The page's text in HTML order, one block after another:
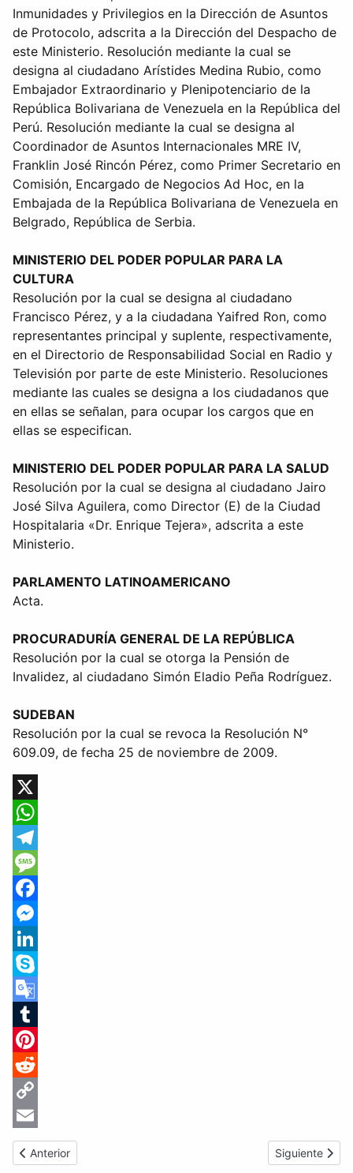
Inmunidades y Privilegios en la Dirección de Asuntos
de Protocolo, adscrita a la Dirección del Despacho de
este Ministerio. Resolución mediante la cual se
designa al ciudadano Arístides Medina Rubio, como
Embajador Extraordinario y Plenipotenciario de la
República Bolivariana de Venezuela en la República del
Perú. Resolución mediante la cual se designa al
Coordinador de Asuntos Internacionales MRE IV,
Franklin José Rincón Pérez, como Primer Secretario en
Comisión, Encargado de Negocios Ad Hoc, en la
Embajada de la República Bolivariana de Venezuela en
Belgrado, República de Serbia.
MINISTERIO DEL PODER POPULAR PARA LA
CULTURA
Resolución por la cual se designa al ciudadano
Francisco Pérez, y a la ciudadana Yaifred Ron, como
representantes principal y suplente, respectivamente,
en el Directorio de Responsabilidad Social en Radio y
Televisión por parte de este Ministerio. Resoluciones
mediante las cuales se designa a los ciudadanos que
en ellas se señalan, para ocupar los cargos que en
ellas se especifican.
MINISTERIO DEL PODER POPULAR PARA LA SALUD
Resolución por la cual se designa al ciudadano Jairo
José Silva Aguilera, como Director (E) de la Ciudad
Hospitalaria «Dr. Enrique Tejera», adscrita a este
Ministerio.
PARLAMENTO LATINOAMERICANO
Acta.
PROCURADURÍA GENERAL DE LA REPÚBLICA
Resolución por la cual se otorga la Pensión de
Invalidez, al ciudadano Simón Eladio Peña Rodríguez.
SUDEBAN
Resolución por la cual se revoca la Resolución N°
609.09, de fecha 25 de noviembre de 2009.
X
WhatsApp
Telegram
Message
Facebook
Messenger
LinkedIn
Skype
Google
Translate
Tumblr
Pinterest
Reddit
Copy
Link
Email
Artículo anterior: 2009-12-11 Gaceta Oficial Venezuela #39326
Anterior Artículo
Siguiente